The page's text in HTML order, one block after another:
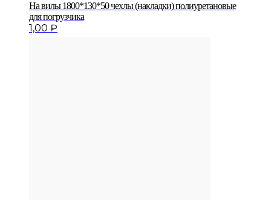
На вилы 1800*130*50 чехлы (накладки) полиуретановые
для погрузчика
1,00 ₽